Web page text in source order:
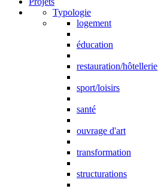
Typologie
logement
éducation
restauration/hôtellerie
sport/loisirs
santé
ouvrage d'art
transformation
structurations